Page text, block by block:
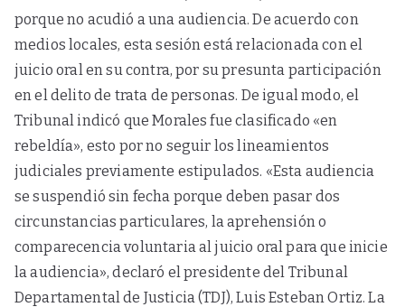
porque no acudió a una audiencia. De acuerdo con
medios locales, esta sesión está relacionada con el
juicio oral en su contra, por su presunta participación
en el delito de trata de personas. De igual modo, el
Tribunal indicó que Morales fue clasificado «en
rebeldía», esto por no seguir los lineamientos
judiciales previamente estipulados. «Esta audiencia
se suspendió sin fecha porque deben pasar dos
circunstancias particulares, la aprehensión o
comparecencia voluntaria al juicio oral para que inicie
la audiencia», declaró el presidente del Tribunal
Departamental de Justicia (TDJ), Luis Esteban Ortiz. La